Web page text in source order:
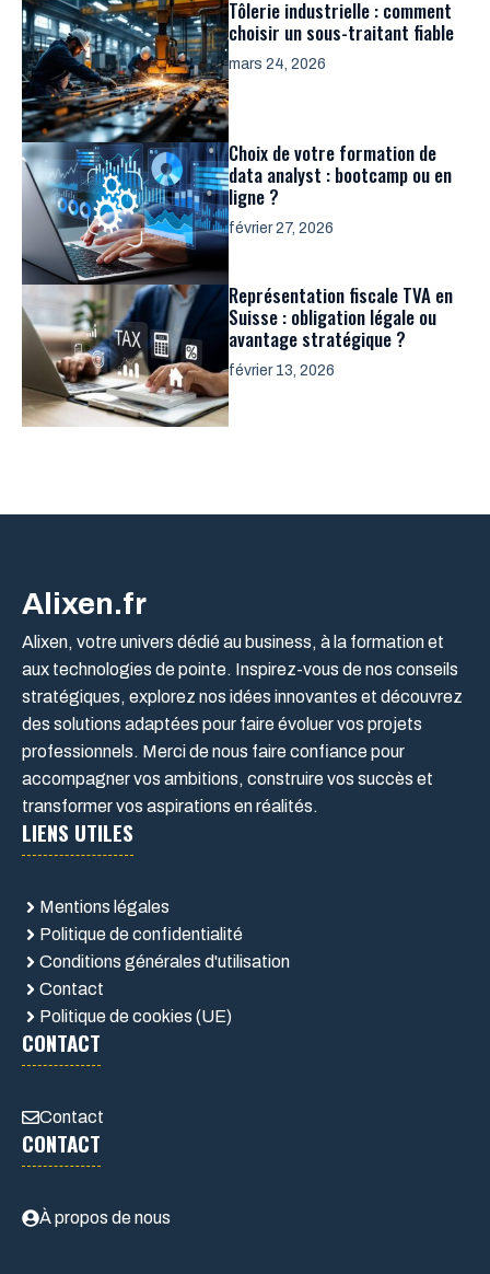
Tôlerie industrielle : comment
choisir un sous-traitant fiable
mars 24, 2026
Choix de votre formation de
data analyst : bootcamp ou en
ligne ?
février 27, 2026
Représentation fiscale TVA en
Suisse : obligation légale ou
avantage stratégique ?
février 13, 2026
Alixen.fr
Alixen, votre univers dédié au business, à la formation et
aux technologies de pointe. Inspirez-vous de nos conseils
stratégiques, explorez nos idées innovantes et découvrez
des solutions adaptées pour faire évoluer vos projets
professionnels. Merci de nous faire confiance pour
accompagner vos ambitions, construire vos succès et
transformer vos aspirations en réalités.
LIENS UTILES
Mentions légales
Politique de confidentialité
Conditions générales d'utilisation
Contact
Politique de cookies (UE)
CONTACT
Contact
CONTACT
À propos de nous